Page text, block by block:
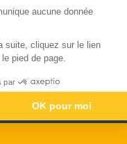
aucune donnée
suite, cliquez sur le lien
pied de page.
par
OK pour moi